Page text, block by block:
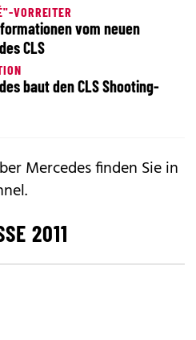
VORREITER
vom neuen
CLS
baut den CLS Shooting-
Mercedes finden Sie in
.
2011